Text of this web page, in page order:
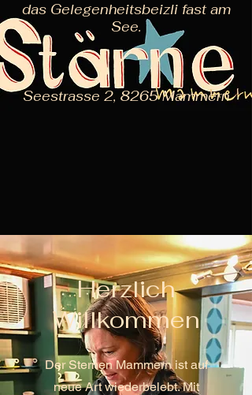
das Gelegenheitsbeizli fast am
See.
Seestrasse 2, 8265 Mammern
Herzlich
Willkommen
Der Sternen Mammern ist auf
neue Art wiederbelebt. Mit